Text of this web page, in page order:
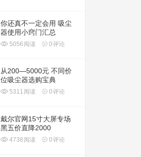
你还真不一定会用 吸尘
器使用小窍门汇总
5056 阅读 0评论
从200—5000元 不同价
位吸尘器选购宝典
5311 阅读 0评论
戴尔官网15寸大屏专场
黑五价直降2000
4738 阅读 0评论